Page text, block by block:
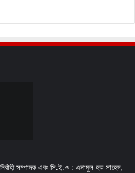
সম্পাদক এবং সি.ই.ও : এনামুল হক সাহেদ,